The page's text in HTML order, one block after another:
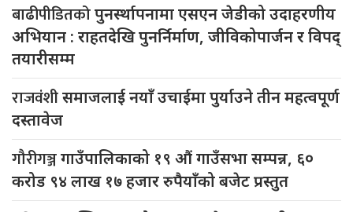
बाढीपीडितकोपुनर्स्थापनामा एसएन जेडीको उदाहरणीय
अभियान : राहतदेखि पुनर्निर्माण, जीविकोपार्जन र विपद्
तयारीसम्म
राजवंशीसमाजलाई नयाँ उचाईमा पुर्याउने तीन महत्वपूर्ण
दस्तावेज
गौरीगञ्जगाउँपालिकाको १९ औं गाउँसभा सम्पन्न, ६०
करोड ९४ लाख १७ हजार रुपैयाँको बजेट प्रस्तुत